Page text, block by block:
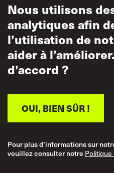
Footer
Politique
cookies
Utilisation
Politique de
Nous utilisons
analytiques afin
l’utilisation de
aider à
d’accord ?
OUI, BIEN SÛR !
Pour plus d’informations sur
veuillez consulter notre Politique